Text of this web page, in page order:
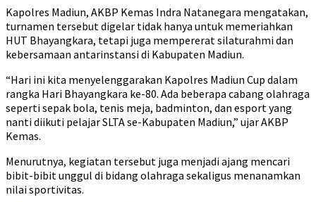
Kapolres Madiun, AKBP Kemas Indra Natanegara mengatakan,
turnamen tersebut digelar tidak hanya untuk memeriahkan
HUT Bhayangkara, tetapi juga mempererat silaturahmi dan
kebersamaan antarinstansi di Kabupaten Madiun.
“Hari ini kita menyelenggarakan Kapolres Madiun Cup dalam
rangka Hari Bhayangkara ke-80. Ada beberapa cabang olahraga
seperti sepak bola, tenis meja, badminton, dan esport yang
nanti diikuti pelajar SLTA se-Kabupaten Madiun,” ujar AKBP
Kemas.
Menurutnya, kegiatan tersebut juga menjadi ajang mencari
bibit-bibit unggul di bidang olahraga sekaligus menanamkan
nilai sportivitas.